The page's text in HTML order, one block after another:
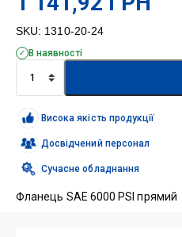
SKU: 1310-20-24
В наявності
Фланець
SFS-
6
63,5
dn
32
кількість
Висока якість продукції
Досвідчений персонал
Сучасне обладнання
Фланець SAE 6000 PSI прямий